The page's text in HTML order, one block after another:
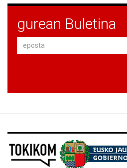
gurean Buletina